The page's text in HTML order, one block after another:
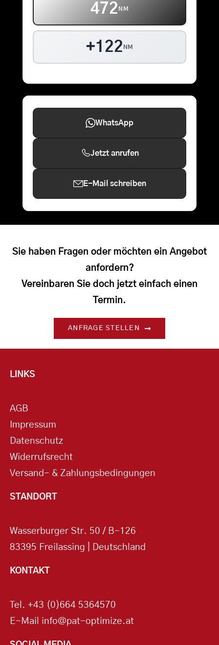
472 NM
+122 NM
WhatsApp
Jetzt anrufen
E-Mail schreiben
Sie haben Fragen oder möchten ein Angebot
anfordern?
Vereinbaren Sie doch jetzt einfach einen
Termin.
ANFRAGE STELLEN
LINKS
AGB
Impressum
Datenschutz
Widerrufsrecht
Versand- & Zahlungsbedingungen
STANDORT
Wasserburger Str. 50 / B-126
83395 Freilassing | Deutschland
KONTAKT
Tel. +43 (0)664 5364570
E-Mail info@pat-optimize.at